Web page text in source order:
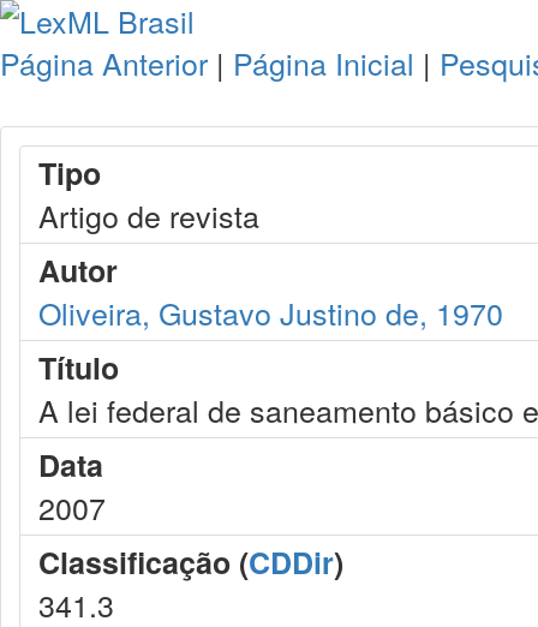
Página Anterior | Página Inicial |
Tipo
Artigo de revista
Autor
Oliveira, Gustavo Justino de, 1970
Título
A lei federal de saneamento básico
Data
2007
Classificação (CDDir)
341.3